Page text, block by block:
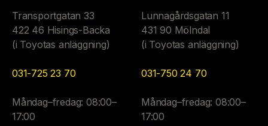
Transportgatan 33
422 46 Hisings-Backa
(i Toyotas anläggning)
031-725 23 70
Måndag–fredag: 08:00–
17:00
Lunnagårdsgatan 11
431 90 Mölndal
(i Toyotas anläggning)
031-750 24 70
Måndag–fredag: 08:00–
17:00